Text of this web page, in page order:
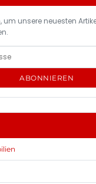
um unsere neuesten
ABONNIEREN